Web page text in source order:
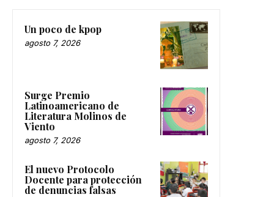
Un poco de kpop
agosto 7, 2026
Surge Premio
Latinoamericano de
Literatura Molinos de
Viento
agosto 7, 2026
El nuevo Protocolo
Docente para protección
de denuncias falsas